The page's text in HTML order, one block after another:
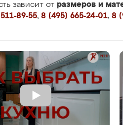
зависит от размеров и
89-55, 8 (495) 665-24-01, 8